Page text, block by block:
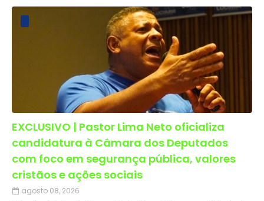
EXCLUSIVO | Pastor Lima Neto oficializa
candidatura à Câmara dos Deputados
com foco em segurança pública, valores
cristãos e ações sociais
agosto 08, 2026